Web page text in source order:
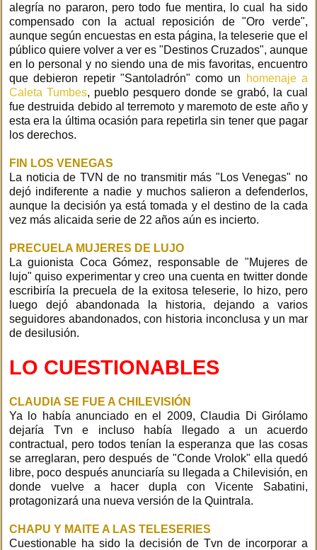
alegría no pararon, pero todo fue mentira, lo cual ha sido
compensado con la actual reposición de "Oro verde",
aunque según encuestas en esta página, la teleserie que el
público quiere volver a ver es "Destinos Cruzados", aunque
en lo personal y no siendo una de mis favoritas, encuentro
que debieron repetir "Santoladrón" como un
homenaje a
Caleta Tumbes, pueblo pesquero donde se grabó, la cual
fue destruida debido al terremoto y maremoto de este año y
esta era la última ocasión para repetirla sin tener que pagar
los derechos.
FIN LOS VENEGAS
La noticia de TVN de no transmitir más "Los Venegas" no
dejó indiferente a nadie y muchos salieron a defenderlos,
aunque la decisión ya está tomada y el destino de la cada
vez más alicaida serie de 22 años aún es incierto.
PRECUELA MUJERES DE LUJO
La guionista Coca Gómez, responsable de "Mujeres de
lujo" quiso experimentar y creo una cuenta en twitter donde
escribiría la precuela de la exitosa teleserie, lo hizo, pero
luego dejó abandonada la historia, dejando a varios
seguidores abandonados, con historia inconclusa y un mar
de desilusión.
LO CUESTIONABLES
CLAUDIA SE FUE A CHILEVISIÓN
Ya lo había anunciado en el 2009, Claudia Di Girólamo
dejaría Tvn e incluso había llegado a un acuerdo
contractual, pero todos tenían la esperanza que las cosas
se arreglaran, pero después de "Conde Vrolok" ella quedó
libre, poco después anunciaría su llegada a Chilevisión, en
donde vuelve a hacer dupla con Vicente Sabatini,
protagonizará una nueva versión de la Quintrala.
CHAPU Y MAITE A LAS TELESERIES
Cuestionable ha sido la decisión de Tvn de incorporar a